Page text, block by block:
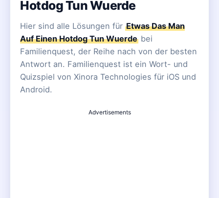
Hotdog Tun Wuerde
Hier sind alle Lösungen für Etwas Das Man
Auf Einen Hotdog Tun Wuerde bei
Familienquest, der Reihe nach von der besten
Antwort an. Familienquest ist ein Wort- und
Quizspiel von Xinora Technologies für iOS und
Android.
Advertisements